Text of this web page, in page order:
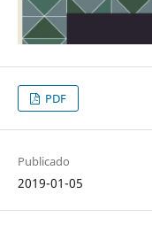
PDF
Publicado
2019-01-05